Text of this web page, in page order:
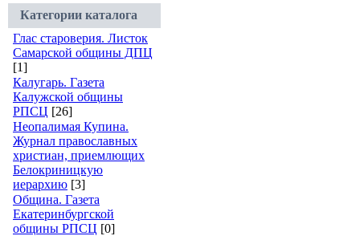
Категории каталога
Глас староверия. Листок
Самарской общины ДПЦ
[1]
Калугарь. Газета
Калужской общины
РПСЦ [26]
Неопалимая Купина.
Журнал православных
христиан, приемлющих
Белокриницкую
иерархию [3]
Община. Газета
Екатеринбургской
общины РПСЦ [0]